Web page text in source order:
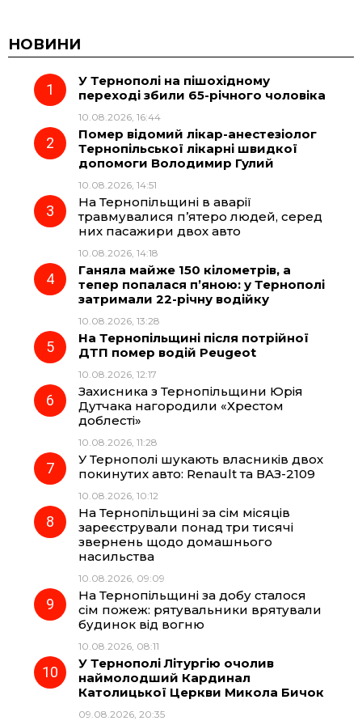
НОВИНИ
У Тернополі на пішохідному
переході збили 65-річного чоловіка
10.08.2026, 16:44
Помер відомий лікар-анестезіолог
Тернопільської лікарні швидкої
допомоги Володимир Гулий
10.08.2026, 14:51
На Тернопільщині в аварії
травмувалися п’ятеро людей, серед
них пасажири двох авто
10.08.2026, 14:18
Ганяла майже 150 кілометрів, а
тепер попалася п’яною: у Тернополі
затримали 22-річну водійку
10.08.2026, 13:28
На Тернопільщині після потрійної
ДТП помер водій Peugeot
10.08.2026, 12:17
Захисника з Тернопільщини Юрія
Дутчака нагородили «Хрестом
доблесті»
10.08.2026, 11:28
У Тернополі шукають власників двох
покинутих авто: Renault та ВАЗ-2109
10.08.2026, 10:12
На Тернопільщині за сім місяців
зареєстрували понад три тисячі
звернень щодо домашнього
насильства
10.08.2026, 09:09
На Тернопільщині за добу сталося
сім пожеж: рятувальники врятували
будинок від вогню
10.08.2026, 08:11
У Тернополі Літургію очолив
наймолодший Кардинал
Католицької Церкви Микола Бичок
09.08.2026, 20:35